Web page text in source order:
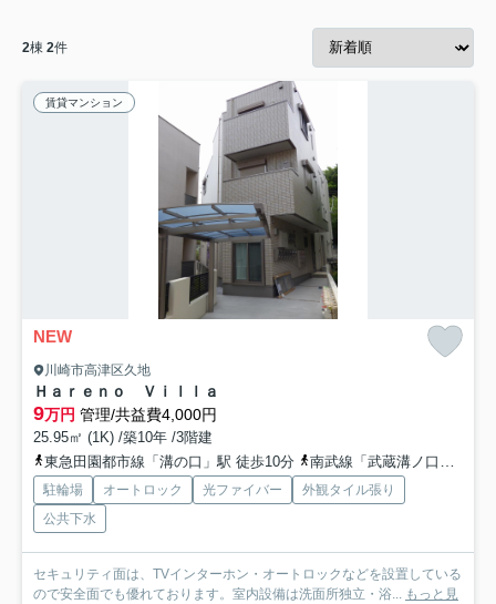
2棟 2件
賃貸マンション
NEW
川崎市高津区久地
Ｈａｒｅｎｏ Ｖｉｌｌａ
9万円 管理/共益費4,000円
25.95㎡ (1K) /築10年 /3階建
東急田園都市線「溝の口」駅 徒歩10分
南武線「武蔵溝ノ口」駅 徒歩11分
駐輪場 オートロック 光ファイバー
外観タイル張り
公共下水
セキュリティ面は、TVインターホン・オートロックなどを設置している
ので安全面でも優れております。室内設備は洗面所独立・浴... もっと見